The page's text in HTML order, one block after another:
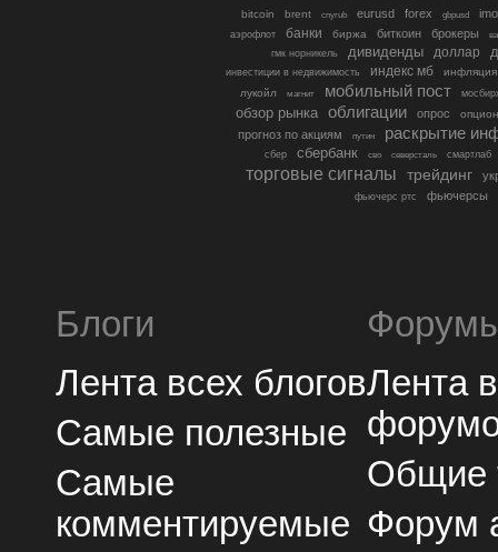
bitcoin brent cnyrub eurusd forex gbpusd
аэрофлот банки биржа биткоин брокеры
гмк норникель
дивиденды доллар
инвестиции в недвижимость индекс мб
инфляция
лукойл
магнит мобильный пост
обзор рынка облигации опрос
прогноз по акциям путин раскрытие
сбер сбербанк сво северсталь смартлаб
торговые сигналы трейдинг
фьючерс ртс фьючерсы
Блоги
Лента всех блогов
Самые полезные
Самые
комментируемые
Лента
Общие
Форум